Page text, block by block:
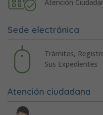
Atención
Sede electrónica
Trámites,
Sus Expedientes
Atención ciudadana